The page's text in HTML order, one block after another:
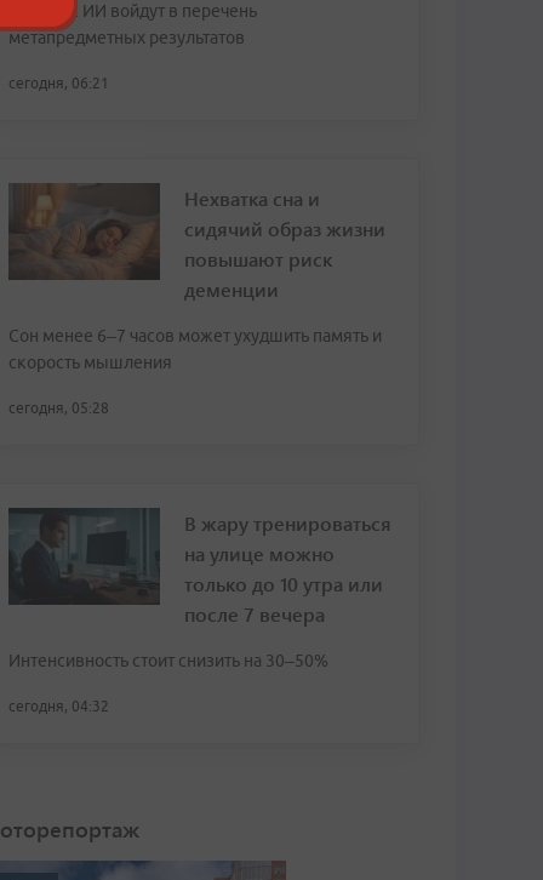
работы с ИИ войдут в перечень
метапредметных результатов
сегодня, 06:21
Нехватка сна и
сидячий образ жизни
повышают риск
деменции
Сон менее 6–7 часов может ухудшить память и
скорость мышления
сегодня, 05:28
В жару тренироваться
на улице можно
только до 10 утра или
после 7 вечера
Интенсивность стоит снизить на 30–50%
сегодня, 04:32